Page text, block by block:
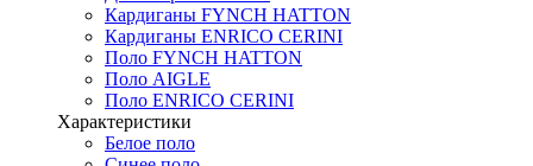
Кардиганы FYNCH HATTON
Кардиганы ENRICO CERINI
Поло FYNCH HATTON
Поло AIGLE
Поло ENRICO CERINI
Характеристики
Белое поло